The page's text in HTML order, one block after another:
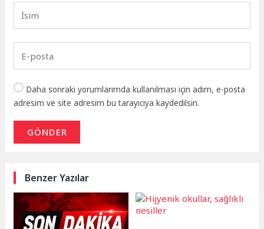
Daha sonraki yorumlarımda kullanılması için adım, e-posta
adresim ve site adresim bu tarayıcıya kaydedilsin.
GÖNDER
Benzer Yazılar